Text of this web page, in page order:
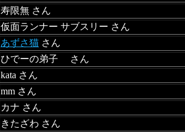
寿限無 さん
仮面ランナー サブスリー さん
あずさ猫 さん
ひでーの弟子 さん
kata さん
mm さん
カナ さん
きたざわ さん